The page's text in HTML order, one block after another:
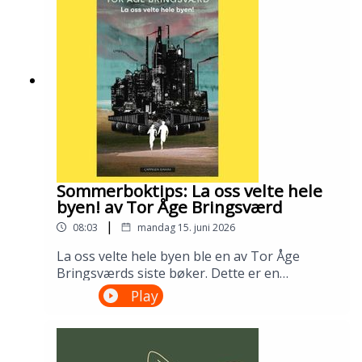
bibliotek i april 2026.Medvirkende: Tomas
Gustafsson og Ingris Bie
HelgesenProduksjon: Åsmund Ådnøy.Alt om
Sølvberget: https://www.sølvberget.no
Sommerboktips: La oss velte hele
byen! av Tor Åge Bringsværd
08:03 | mandag 15. juni 2026
La oss velte hele byen ble en av Tor Åge
Bringsværds siste bøker. Dette er en
dystopisk ungdomsroman fra en ødelagt og
urettferdig verden. Men den er slett ikke uten
håp. Lån den på biblioteket ditt!---Innspilt på
Ellen Vinje og Åsmund Ådnøy.Produksjon:
Play